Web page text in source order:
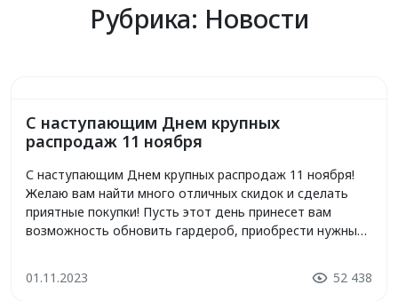
Рубрика: Новости
С наступающим Днем крупных
распродаж 11 ноября
С наступающим Днем крупных распродаж 11 ноября!
Желаю вам найти много отличных скидок и сделать
приятные покупки! Пусть этот день принесет вам
возможность обновить гардероб, приобрести нужные
чем вы давно мечтали. Пусть этот день будет полон
01.11.2023 52 438